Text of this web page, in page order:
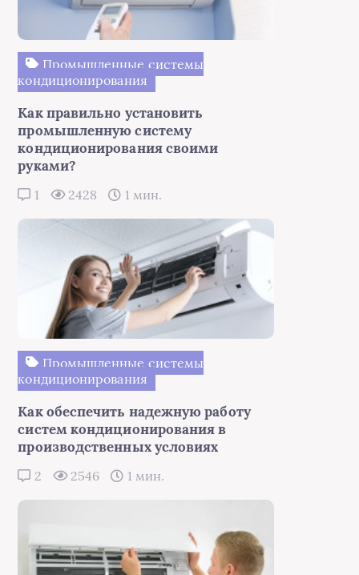
Промышленные системы
кондиционирования
Как правильно установить
промышленную систему
кондиционирования своими
руками?
1 2428 1 мин.
Промышленные системы
кондиционирования
Как обеспечить надежную работу
систем кондиционирования в
производственных условиях
2 2546 1 мин.